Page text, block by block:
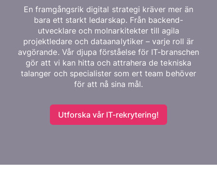
En framgångsrik digital strategi kräver mer än
bara ett starkt ledarskap. Från backend-
utvecklare och molnarkitekter till agila
projektledare och dataanalytiker – varje roll är
avgörande. Vår djupa förståelse för IT-branschen
gör att vi kan hitta och attrahera de tekniska
talanger och specialister som ert team behöver
för att nå sina mål.
Utforska vår IT-rekrytering!